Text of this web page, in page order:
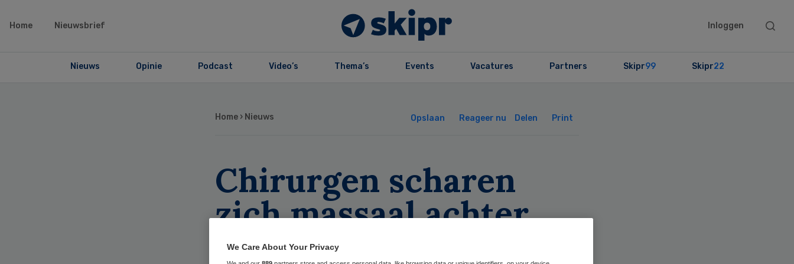
Home Nieuwsbrief Inloggen
Search
Nieuws Opinie Podcast Video’s Thema’s Events Vacatures Partners Skipr99 Skipr22
Home › Nieuws Opslaan Reageer nu Delen Print
Chirurgen scharen
zich massaal achter
actiegroep
We Care About Your Privacy